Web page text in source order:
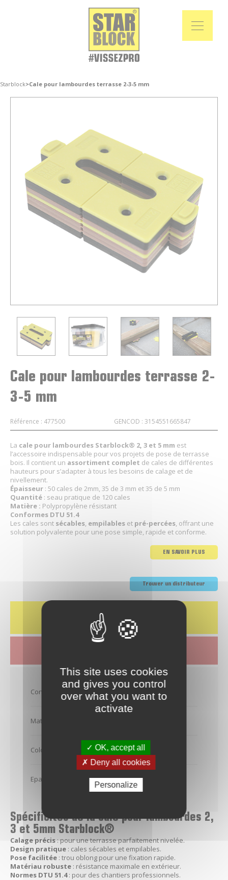
Starblock>Cale pour lambourdes terrasse 2-3-5 mm
Cale pour lambourdes terrasse 2-
3-5 mm
Référence : 477500 GENCOD : 3154551665847
La cale pour lambourdes Starblock® 2, 3 et 5 mm est
l’accessoire indispensable pour vos projets de pose de terrasse
bois. Il contient un assortiment complet de cales de différentes
hauteurs pour s’adapter à tous les besoins de calage et de
nivellement.
Épaisseur : 50 cales de 2mm, 35 de 3 mm et 35 de 5 mm
Quantité : seau pratique de 120 cales
Matière : Polypropylène résistant
Conformes DTU 51.4
Les cales sont sécables, empilables et pré-percées, offrant une
solution polyvalente pour une pose simple, rapide et conforme.
EN SAVOIR PLUS
Trouver un distributeur
Caractéristiques
Conditionnement Seau
Matière
Coloris Jaune / Marron / Noir
Epaisseur (en mm) 2 / 3 / 5 mm
Spécificités de la cale pour lambourdes 2,
3 et 5mm Starblock®
Calage précis: pour une terrasse parfaitement nivelée.
Design pratique : cales sécables et empilables.
Pose facilitée : trou oblong pour une fixation rapide.
Matériau robuste : résistance maximale en extérieur.
Normes DTU 51.4: pour des chantiers professionnels.
This site uses cookies
and gives you control
over what you want to
activate
✓ OK, accept all
✗ Deny all cookies
Personalize